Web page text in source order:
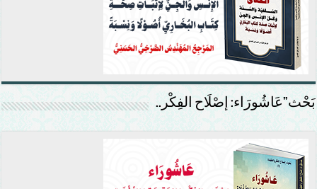
بَحْث”عَاشُورَاء: إصْلَاح الفِكْر..